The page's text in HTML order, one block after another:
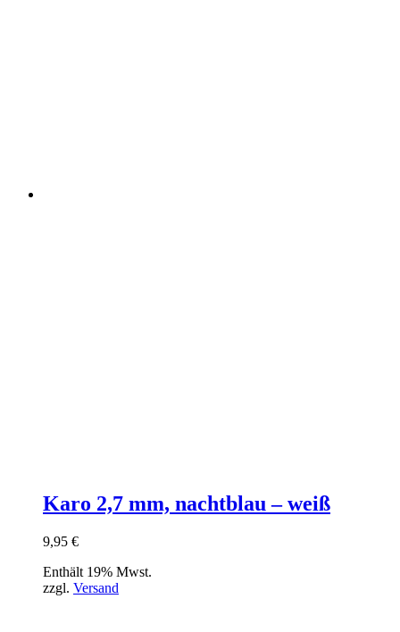
Karo 2,7 mm, nachtblau – weiß
9,95 €
Enthält 19% Mwst.
zzgl. Versand